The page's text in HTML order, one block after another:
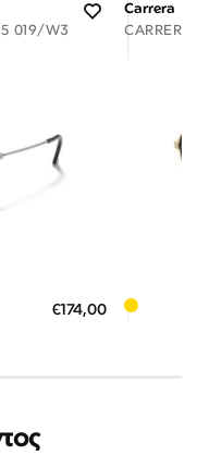
019/W3
€174,00
Carrera
CARRERA